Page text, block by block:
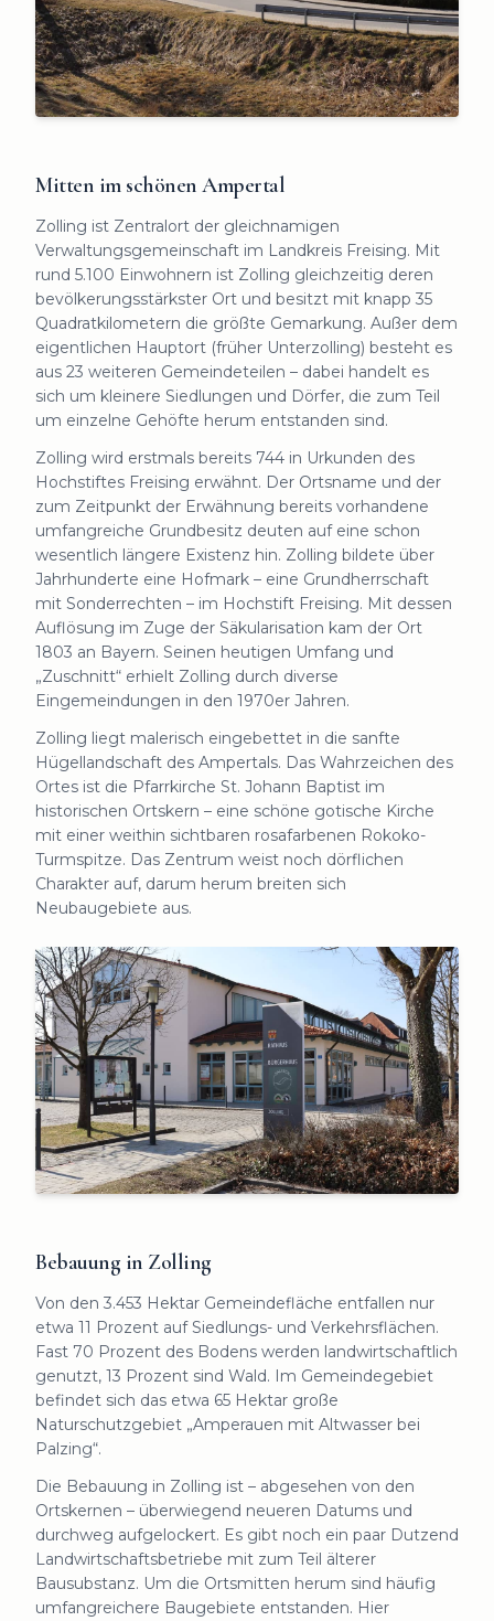
Mitten im schönen Ampertal
Zolling ist Zentralort der gleichnamigen
Verwaltungsgemeinschaft im Landkreis Freising. Mit
rund 5.100 Einwohnern ist Zolling gleichzeitig deren
bevölkerungsstärkster Ort und besitzt mit knapp 35
Quadratkilometern die größte Gemarkung. Außer dem
eigentlichen Hauptort (früher Unterzolling) besteht es
aus 23 weiteren Gemeindeteilen – dabei handelt es
sich um kleinere Siedlungen und Dörfer, die zum Teil
um einzelne Gehöfte herum entstanden sind.
Zolling wird erstmals bereits 744 in Urkunden des
Hochstiftes Freising erwähnt. Der Ortsname und der
zum Zeitpunkt der Erwähnung bereits vorhandene
umfangreiche Grundbesitz deuten auf eine schon
wesentlich längere Existenz hin. Zolling bildete über
Jahrhunderte eine Hofmark – eine Grundherrschaft
mit Sonderrechten – im Hochstift Freising. Mit dessen
Auflösung im Zuge der Säkularisation kam der Ort
1803 an Bayern. Seinen heutigen Umfang und
„Zuschnitt“ erhielt Zolling durch diverse
Eingemeindungen in den 1970er Jahren.
Zolling liegt malerisch eingebettet in die sanfte
Hügellandschaft des Ampertals. Das Wahrzeichen des
Ortes ist die Pfarrkirche St. Johann Baptist im
historischen Ortskern – eine schöne gotische Kirche
mit einer weithin sichtbaren rosafarbenen Rokoko-
Turmspitze. Das Zentrum weist noch dörflichen
Charakter auf, darum herum breiten sich
Neubaugebiete aus.
Bebauung in Zolling
Von den 3.453 Hektar Gemeindefläche entfallen nur
etwa 11 Prozent auf Siedlungs- und Verkehrsflächen.
Fast 70 Prozent des Bodens werden landwirtschaftlich
genutzt, 13 Prozent sind Wald. Im Gemeindegebiet
befindet sich das etwa 65 Hektar große
Naturschutzgebiet „Amperauen mit Altwasser bei
Palzing“.
Die Bebauung in Zolling ist – abgesehen von den
Ortskernen – überwiegend neueren Datums und
durchweg aufgelockert. Es gibt noch ein paar Dutzend
Landwirtschaftsbetriebe mit zum Teil älterer
Bausubstanz. Um die Ortsmitten herum sind häufig
umfangreichere Baugebiete entstanden. Hier